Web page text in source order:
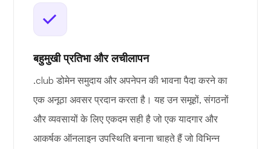
बहुमुखी प्रतिभा और लचीलापन
.club डोमेन समुदाय और अपनेपन की भावना पैदा करने का
एक अनूठा अवसर प्रदान करता है। यह उन समूहों, संगठनों
और व्यवसायों के लिए एकदम सही है जो एक यादगार और
आकर्षक ऑनलाइन उपस्थिति बनाना चाहते हैं जो विभिन्न